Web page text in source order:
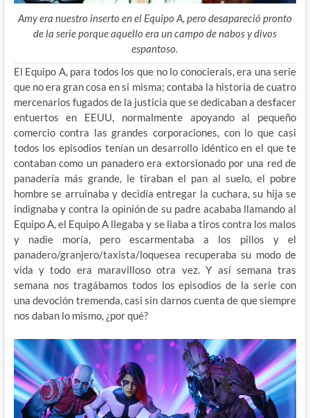
Amy era nuestro inserto en el Equipo A, pero desapareció pronto
de la serie porque aquello era un campo de nabos y divos
espantoso.
El Equipo A, para todos los que no lo conocierais, era una serie
que no era gran cosa en si misma; contaba la historia de cuatro
mercenarios fugados de la justicia que se dedicaban a desfacer
entuertos en EEUU, normalmente apoyando al pequeño
comercio contra las grandes corporaciones, con lo que casi
todos los episodios tenían un desarrollo idéntico en el que te
contaban como un panadero era extorsionado por una red de
panadería más grande, le tiraban el pan al suelo, el pobre
hombre se arruinaba y decidía entregar la cuchara, su hija se
indignaba y contra la opinión de su padre acababa llamando al
Equipo A, el Equipo A llegaba y se liaba a tiros contra los malos
y nadie moría, pero escarmentaba a los pillos y el
panadero/granjero/taxista/loquesea recuperaba su modo de
vida y todo era maravilloso otra vez. Y así semana tras
semana nos tragábamos todos los episodios de la serie con
una devoción tremenda, casi sin darnos cuenta de que siempre
nos daban lo mismo, ¿por qué?